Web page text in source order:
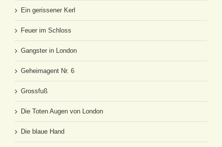
Ein gerissener Kerl
Feuer im Schloss
Gangster in London
Geheimagent Nr. 6
Grossfuß
Die Toten Augen von London
Die blaue Hand